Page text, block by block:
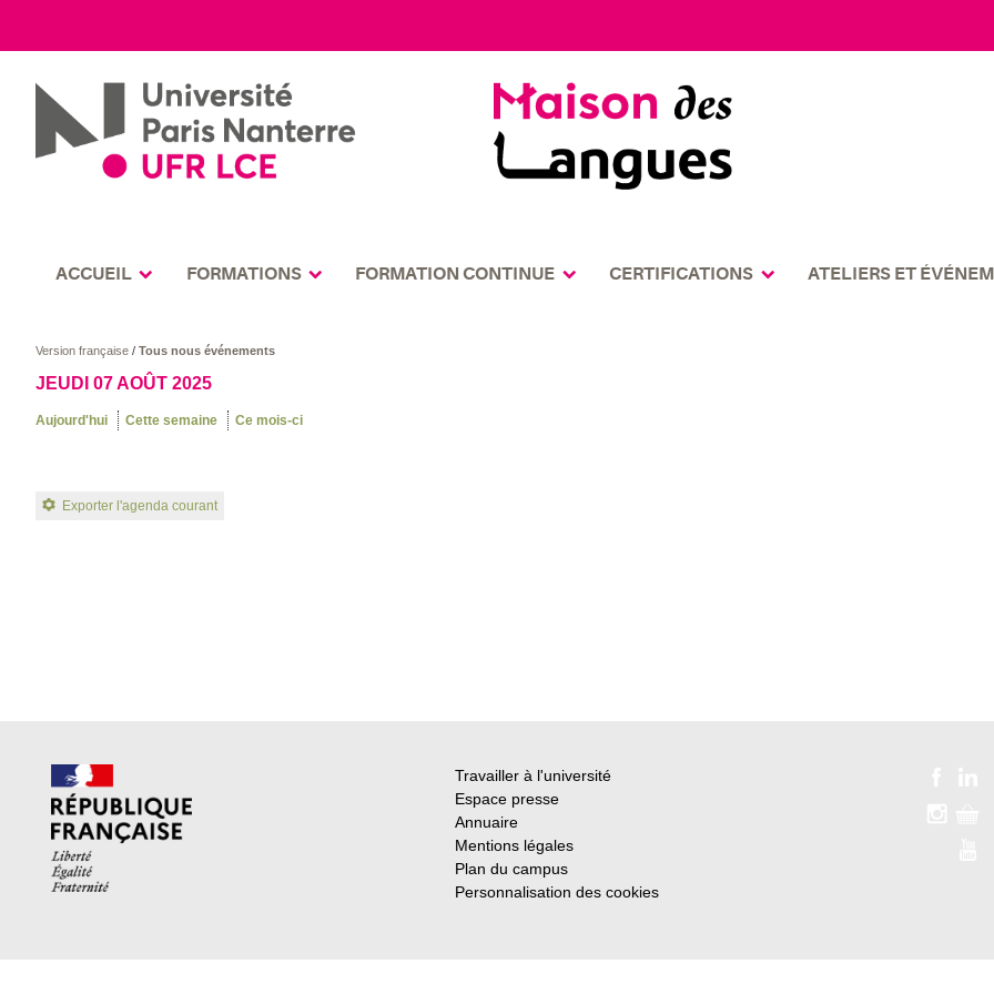
ACCUEIL FORMATIONS FORMATION CONTINUE CERTIFICATIONS ATELIERS ET
Version française/ Tous nous événements
JEUDI 07 AOÛT 2025
Aujourd'hui Cette semaine Ce mois-ci
Exporter l'agenda courant
Travailler à l'université
Espace presse
Annuaire
Mentions légales
Plan du campus
Personnalisation des cookies